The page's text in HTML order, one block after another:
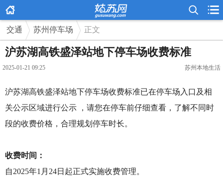
  
交通 苏州停车场 正文
沪苏湖高铁盛泽站地下停车场收费标准
2025-01-21 09:25 苏州本地生活
沪苏湖高铁盛泽站地下停车场收费标准已在停车场入口及相
关公示区域进行公示 ，请您在停车前仔细查看，了解不同时
段的收费价格，合理规划停车时长。
收费时间：
自2025年1月24日起正式实施收费管理。